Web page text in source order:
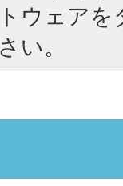
ウェア
い。